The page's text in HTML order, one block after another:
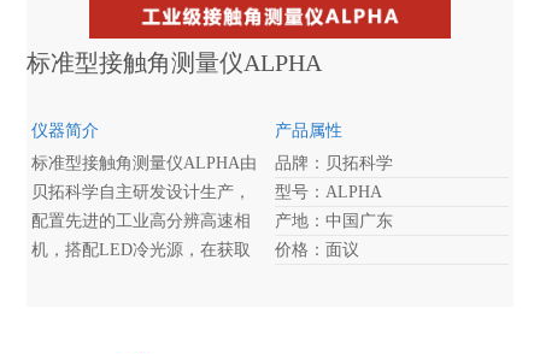
标准型接触角测量仪ALPHA
仪器简介
标准型接触角测量仪ALPHA由
贝拓科学自主研发设计生产，
配置先进的工业高分辨高速相
机，搭配LED冷光源，在获取
产品属性
品牌：贝拓科学
型号：ALPHA
产地：中国广东
价格：面议